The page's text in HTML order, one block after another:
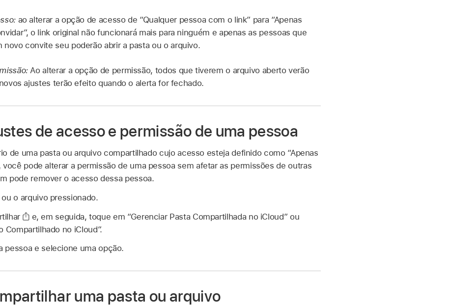
ao alterar a opção de acesso de “Qualquer pessoa com o link” para “Apenas
o link original não funcionará mais para ninguém e apenas as pessoas que
novo convite seu poderão abrir a pasta ou o arquivo.
Ao alterar a opção de permissão, todos que tiverem o arquivo aberto verão
ajustes terão efeito quando o alerta for fechado.
de acesso e permissão de uma pessoa
de uma pasta ou arquivo compartilhado cujo acesso esteja definido como “Apenas
você pode alterar a permissão de uma pessoa sem afetar as permissões de outras
pode remover o acesso dessa pessoa.
o arquivo pressionado.
e, em seguida, toque em “Gerenciar Pasta Compartilhada no iCloud” ou
Compartilhado no iCloud”.
pessoa e selecione uma opção.
uma pasta ou arquivo